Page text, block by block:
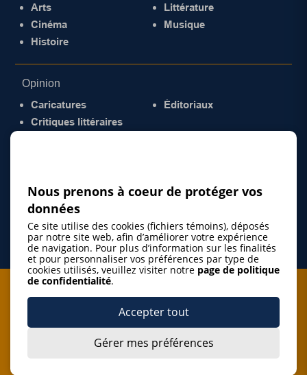
Arts
Cinéma
Histoire
Littérature
Musique
Opinion
Caricatures
Critiques littéraires
Éditoriaux
Je m'abonne à l'infolettre
J’accepte de m’abonner à l’infolettre de La Gazette de la
Nous prenons à coeur de protéger vos
données
Ce site utilise des cookies (fichiers témoins), déposés
par notre site web, afin d’améliorer votre expérience
de navigation. Pour plus d’information sur les finalités
et pour personnaliser vos préférences par type de
cookies utilisés, veuillez visiter notre page de politique
de confidentialité.
Accepter tout
Gérer mes préférences